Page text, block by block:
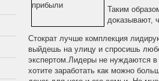
Таким
доказывают,
Стократ лучше комплекция
выйдешь на улицу и спросишь
экспертом.Лидеры не нуждаются
хотите заработать как можно